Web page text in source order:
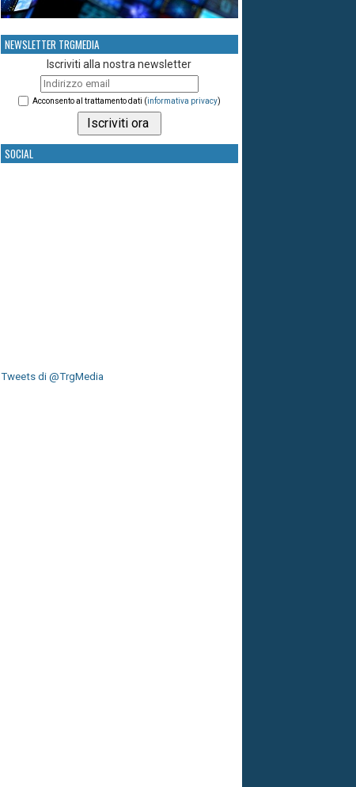
NEWSLETTER TRGMEDIA
Iscriviti alla nostra newsletter
Acconsento al trattamento dati (informativa privacy)
SOCIAL
Tweets di @TrgMedia